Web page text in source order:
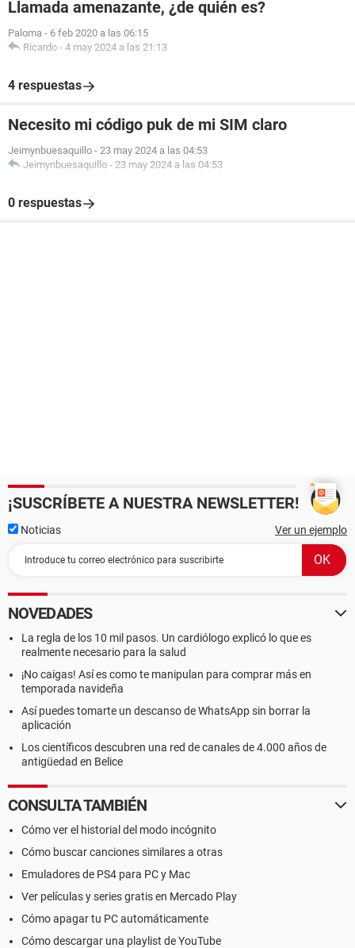
Llamada amenazante, ¿de quién es?
Paloma - 6 feb 2020 a las 06:15
Ricardo - 4 may 2024 a las 21:13
4 respuestas
Necesito mi código puk de mi SIM claro
Jeimynbuesaquillo - 23 may 2024 a las 04:53
Jeimynbuesaquillo - 23 may 2024 a las 04:53
0 respuestas
¡SUSCRÍBETE A NUESTRA NEWSLETTER!
Noticias Ver un ejemplo
NOVEDADES
La regla de los 10 mil pasos. Un cardiólogo explicó lo que es
realmente necesario para la salud
¡No caigas! Así es como te manipulan para comprar más en
temporada navideña
Así puedes tomarte un descanso de WhatsApp sin borrar la
aplicación
Los científicos descubren una red de canales de 4.000 años de
antigüedad en Belice
CONSULTA TAMBIÉN
Cómo ver el historial del modo incógnito
Cómo buscar canciones similares a otras
Emuladores de PS4 para PC y Mac
Ver películas y series gratis en Mercado Play
Cómo apagar tu PC automáticamente
Cómo descargar una playlist de YouTube